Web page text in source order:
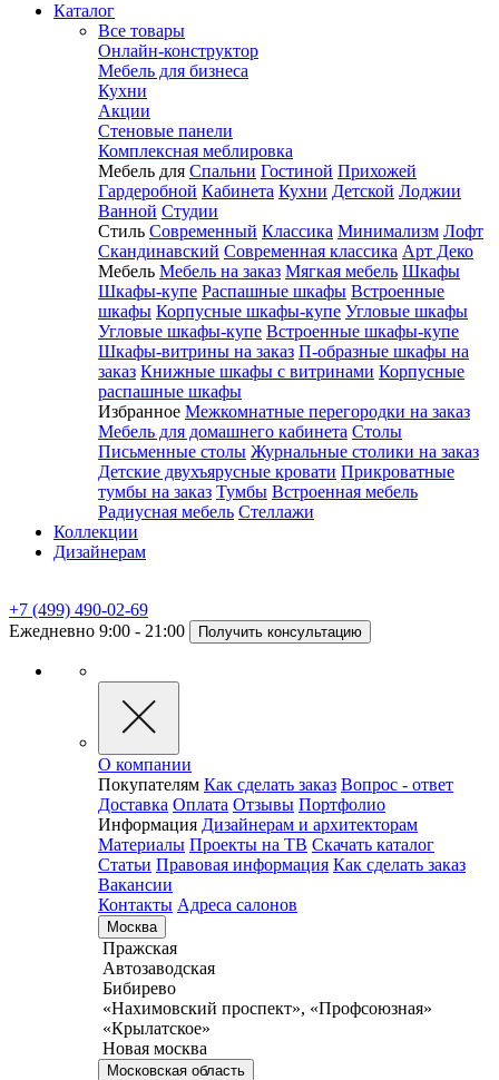
Каталог
Все товары
Онлайн-конструктор
Мебель для бизнеса
Кухни
Акции
Стеновые панели
Комплексная меблировка
Мебель для Спальни Гостиной Прихожей
Гардеробной Кабинета Кухни Детской Лоджии
Ванной Студии
Стиль Современный Классика Минимализм Лофт
Скандинавский Современная классика Арт Деко
Мебель Мебель на заказ Мягкая мебель Шкафы
Шкафы-купе Распашные шкафы Встроенные
шкафы Корпусные шкафы-купе Угловые шкафы
Угловые шкафы-купе Встроенные шкафы-купе
Шкафы-витрины на заказ П-образные шкафы на
заказ Книжные шкафы с витринами Корпусные
распашные шкафы
Избранное Межкомнатные перегородки на заказ
Мебель для домашнего кабинета Столы
Письменные столы Журнальные столики на заказ
Детские двухъярусные кровати Прикроватные
тумбы на заказ Тумбы Встроенная мебель
Радиусная мебель Стеллажи
Коллекции
Дизайнерам
+7 (499) 490-02-69
Ежедневно 9:00 - 21:00
Получить консультацию
О компании
Покупателям Как сделать заказ Вопрос - ответ
Доставка Оплата Отзывы Портфолио
Информация Дизайнерам и архитекторам
Материалы Проекты на ТВ Скачать каталог
Статьи Правовая информация Как сделать заказ
Вакансии
Контакты Адреса салонов
Москва
Пражская
Автозаводская
Бибирево
«Нахимовский проспект», «Профсоюзная»
«Крылатское»
Новая москва
Московская область